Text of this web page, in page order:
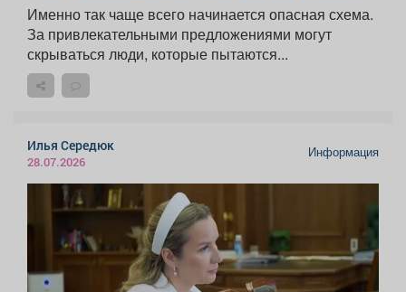
Именно так чаще всего начинается опасная схема.
За привлекательными предложениями могут
скрываться люди, которые пытаются...
Илья Середюк
28.07.2026
Информация